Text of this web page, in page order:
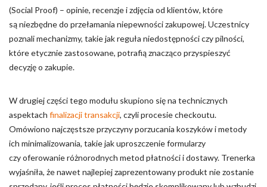
(Social Proof) – opinie, recenzje i zdjęcia od klientów, które
są niezbędne do przełamania niepewności zakupowej. Uczestnicy
poznali mechanizmy, takie jak reguła niedostępności czy pilności,
które etycznie zastosowane, potrafią znacząco przyspieszyć
decyzję o zakupie.
W drugiej części tego modułu skupiono się na technicznych
aspektach finalizacji transakcji, czyli procesie checkoutu.
Omówiono najczęstsze przyczyny porzucania koszyków i metody
ich minimalizowania, takie jak uproszczenie formularzy
czy oferowanie różnorodnych metod płatności i dostawy. Trenerka
wyjaśniła, że nawet najlepiej zaprezentowany produkt nie zostanie